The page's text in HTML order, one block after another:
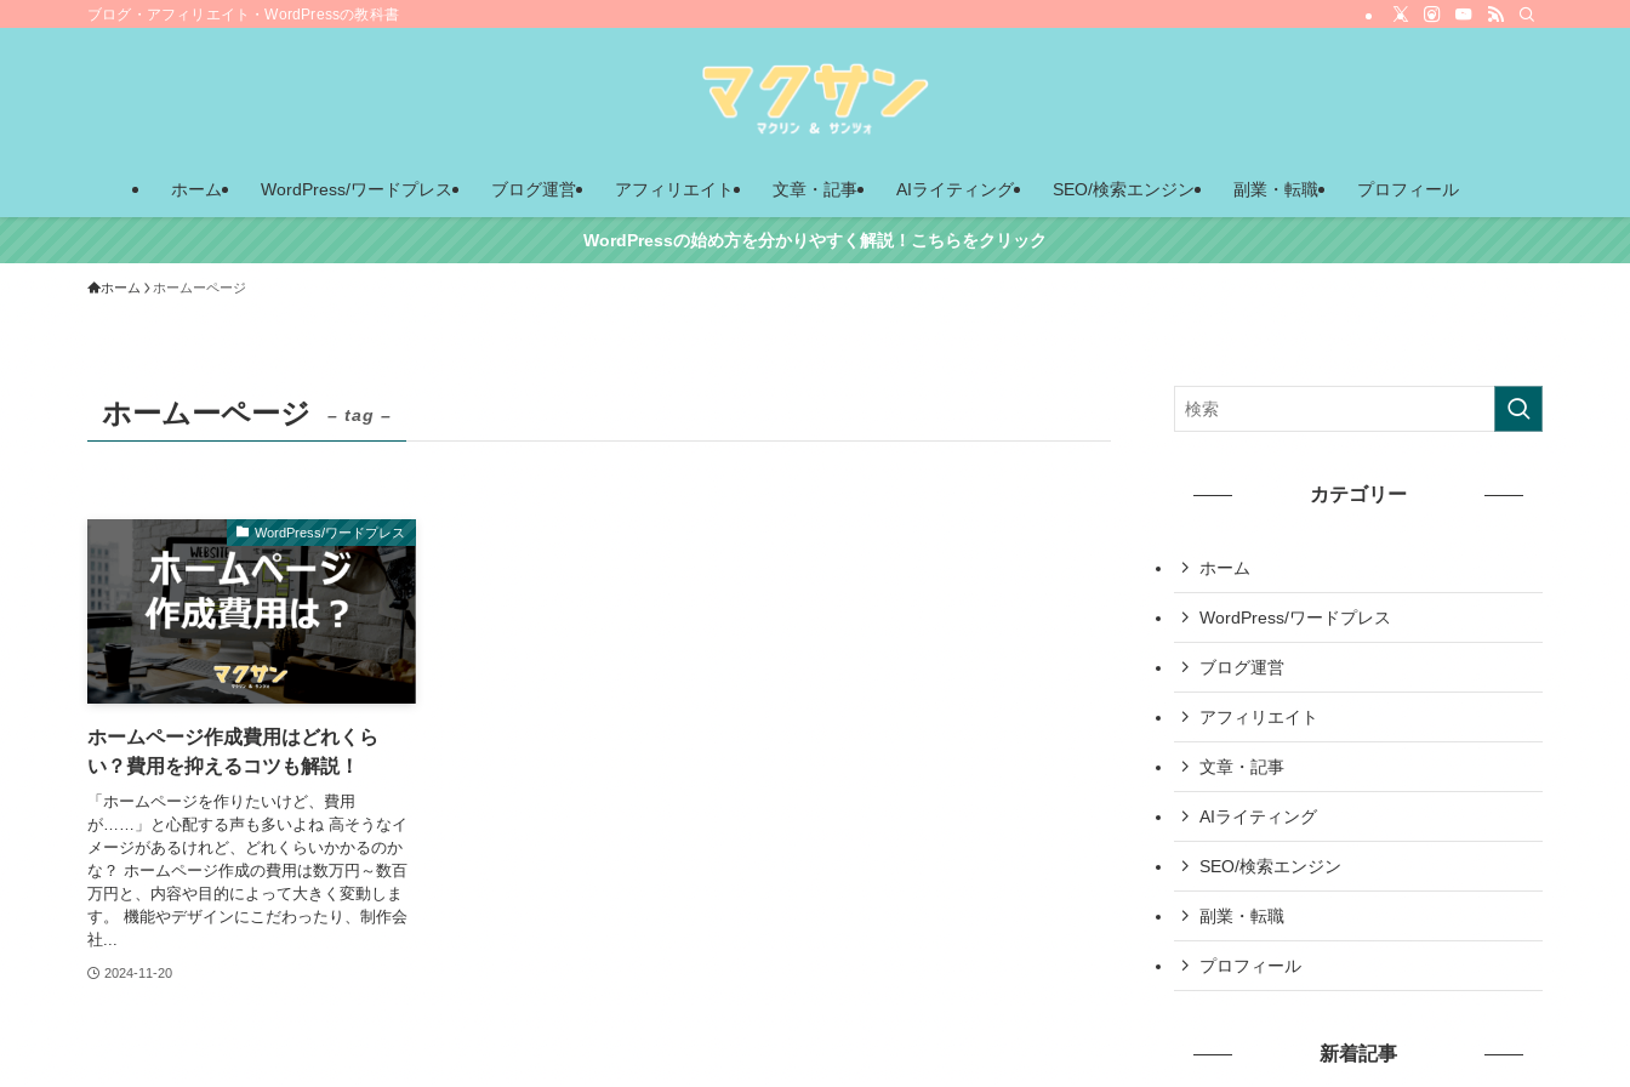
ブログ・アフィリエイト・WordPressの教科書
ホーム WordPress/ワードプレス ブログ運営 アフィリエイト 文章・記事 AIライティング SEO/検索エンジン 副業・転職 プロフィール
WordPressの始め方を分かりやすく解説！こちらをクリック
ホーム ホームーページ
ホームーページ – tag –
WordPress/ワードプレス
ホームページ作成費用はどれくら
い？費用を抑えるコツも解説！
「ホームページを作りたいけど、費用
が……」と心配する声も多いよね 高そうなイ
メージがあるけれど、どれくらいかかるのか
な？ ホームページ作成の費用は数万円～数百
万円と、内容や目的によって大きく変動しま
す。 機能やデザインにこだわったり、制作会
社...
2024-11-20
カテゴリー
ホーム
WordPress/ワードプレス
ブログ運営
アフィリエイト
文章・記事
AIライティング
SEO/検索エンジン
副業・転職
プロフィール
新着記事